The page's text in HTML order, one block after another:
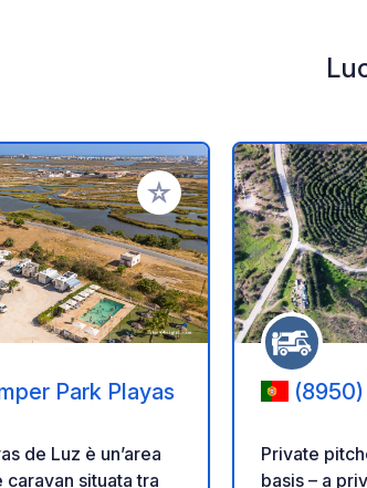
Aggiungi ai tuoi preferiti
Park Playas
de Luz è un’area
situata tra
Private
basis – a